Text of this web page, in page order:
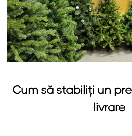
Cum să stabiliți un
livrare